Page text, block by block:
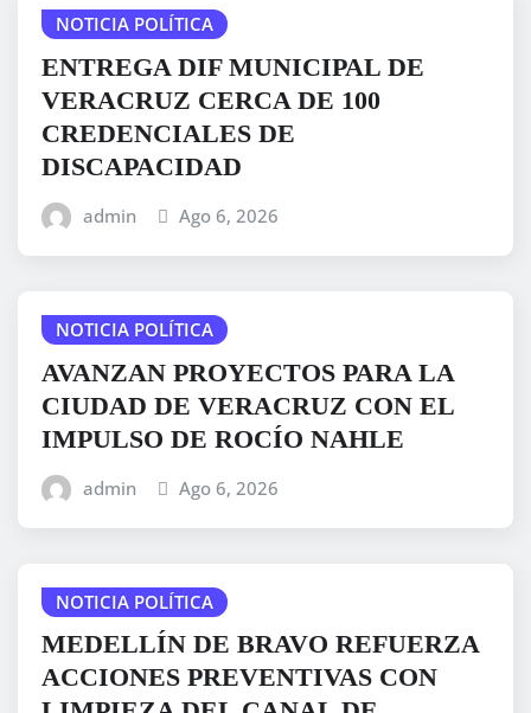
NOTICIA POLÍTICA
ENTREGA DIF MUNICIPAL DE
VERACRUZ CERCA DE 100
CREDENCIALES DE
DISCAPACIDAD
admin Ago 6, 2026
NOTICIA POLÍTICA
AVANZAN PROYECTOS PARA LA
CIUDAD DE VERACRUZ CON EL
IMPULSO DE ROCÍO NAHLE
admin Ago 6, 2026
NOTICIA POLÍTICA
MEDELLÍN DE BRAVO REFUERZA
ACCIONES PREVENTIVAS CON